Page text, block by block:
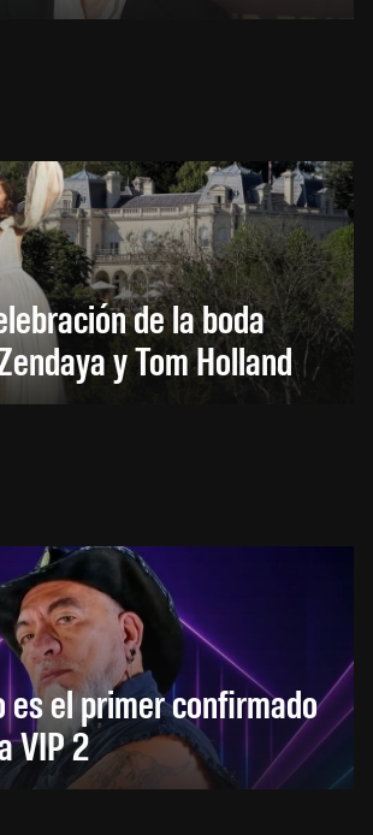
de la boda
y Tom Holland
es el primer confirmado
VIP 2